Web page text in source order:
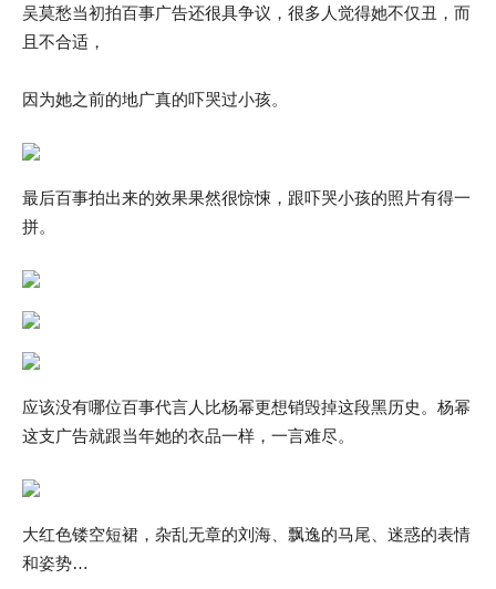
吴莫愁当初拍百事广告还很具争议，很多人觉得她不仅丑，而
且不合适，
因为她之前的地广真的吓哭过小孩。
最后百事拍出来的效果果然很惊悚，跟吓哭小孩的照片有得一
拼。
应该没有哪位百事代言人比杨幂更想销毁掉这段黑历史。杨幂
这支广告就跟当年她的衣品一样，一言难尽。
大红色镂空短裙，杂乱无章的刘海、飘逸的马尾、迷惑的表情
和姿势…